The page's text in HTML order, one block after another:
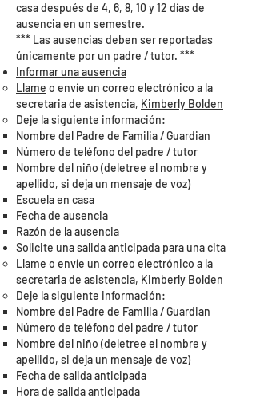
casa después de 4, 6, 8, 10 y 12 días de
ausencia en un semestre.
*** Las ausencias deben ser reportadas
únicamente por un padre / tutor. ***
Informar una ausencia
Llame o envíe un correo electrónico a la
secretaria de asistencia, Kimberly Bolden
Deje la siguiente información:
Nombre del Padre de Familia / Guardian
Número de teléfono del padre / tutor
Nombre del niño (deletree el nombre y
apellido, si deja un mensaje de voz)
Escuela en casa
Fecha de ausencia
Razón de la ausencia
Solicite una salida anticipada para una cita
Llame o envíe un correo electrónico a la
secretaria de asistencia, Kimberly Bolden
Deje la siguiente información:
Nombre del Padre de Familia / Guardian
Número de teléfono del padre / tutor
Nombre del niño (deletree el nombre y
apellido, si deja un mensaje de voz)
Fecha de salida anticipada
Hora de salida anticipada